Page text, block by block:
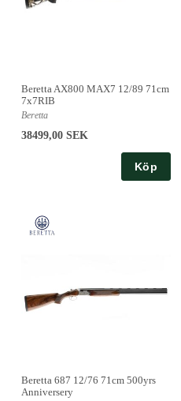
Beretta AX800 MAX7 12/89 71cm
7x7RIB
Beretta
38499,00 SEK
Köp
Beretta 687 12/76 71cm 500yrs
Anniversery